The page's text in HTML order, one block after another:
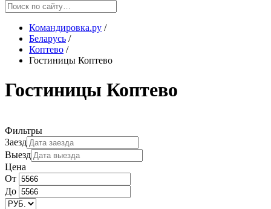
Командировка.ру /
Беларусь /
Коптево /
Гостиницы Коптево
Гостиницы Коптево
Фильтры
Заезд
Выезд
Цена
От
До